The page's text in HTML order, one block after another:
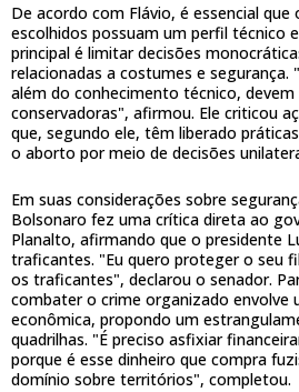
De acordo com Flávio, é essencial que
escolhidos possuam um perfil técnico
principal é limitar decisões
relacionadas a costumes e segurança.
além do conhecimento técnico,
conservadoras", afirmou. Ele criticou
que, segundo ele, têm liberado
o aborto por meio de decisões
Em suas considerações sobre
Bolsonaro fez uma crítica direta ao
Planalto, afirmando que o presidente
traficantes. "Eu quero proteger o seu
os traficantes", declarou o senador.
combater o crime organizado envolve
econômica, propondo um
quadrilhas. "É preciso asfixiar
porque é esse dinheiro que compra
domínio sobre territórios", completou.